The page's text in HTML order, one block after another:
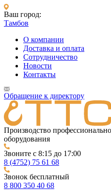
Ваш город:
Тамбов
О компании
Доставка и оплата
Сотрудничество
Новости
Контакты
Обращение к директору
Производство
оборудования
Звоните с 8:15 до 17:00
8 (4752) 75 61 68
Звонок бесплатный
8 800 350 40 68